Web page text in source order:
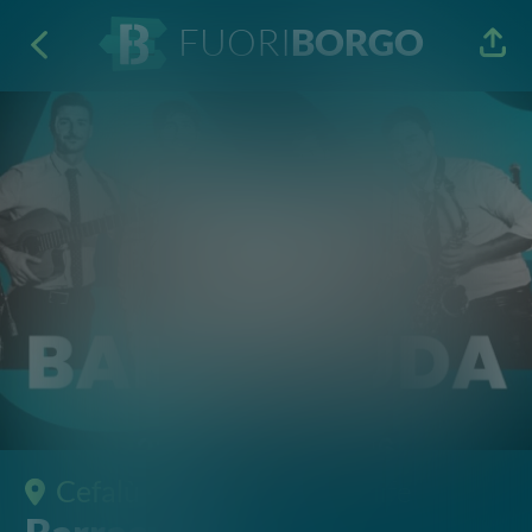
FUORI BORGO
Cefalù
Barracuda
22:00